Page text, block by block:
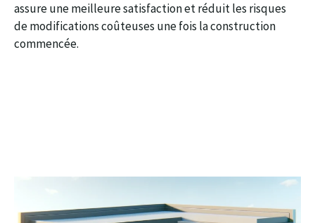
assure une meilleure satisfaction et réduit les risques
de modifications coûteuses une fois la construction
commencée.